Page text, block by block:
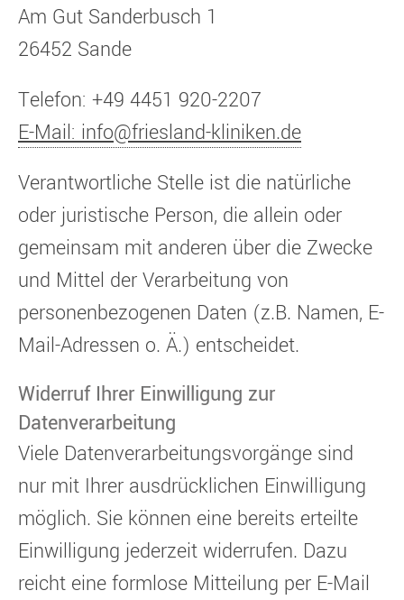
Am Gut Sanderbusch 1
26452 Sande
Telefon: +49 4451 920-2207
E-Mail: info@friesland-kliniken.de
Verantwortliche Stelle ist die natürliche
oder juristische Person, die allein oder
gemeinsam mit anderen über die Zwecke
und Mittel der Verarbeitung von
personenbezogenen Daten (z.B. Namen, E-
Mail-Adressen o. Ä.) entscheidet.
Widerruf Ihrer Einwilligung zur
Datenverarbeitung
Viele Datenverarbeitungsvorgänge sind
nur mit Ihrer ausdrücklichen Einwilligung
möglich. Sie können eine bereits erteilte
Einwilligung jederzeit widerrufen. Dazu
reicht eine formlose Mitteilung per E-Mail